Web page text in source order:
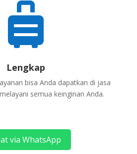

Lengkap
bisa Anda dapatkan di jasa
semua keinginan Anda.
via WhatsApp